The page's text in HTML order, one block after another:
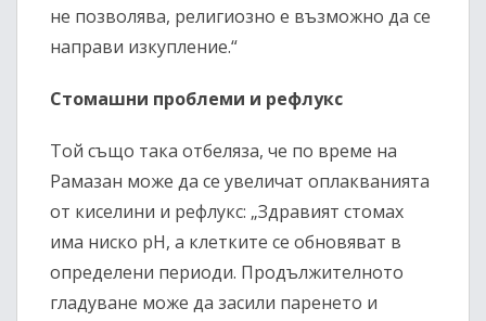
не позволява, религиозно е възможно да се
направи изкупление.“
Стомашни проблеми и рефлукс
Той също така отбеляза, че по време на
Рамазан може да се увеличат оплакванията
от киселини и рефлукс: „Здравият стомах
има ниско pH, а клетките се обновяват в
определени периоди. Продължителното
гладуване може да засили паренето и